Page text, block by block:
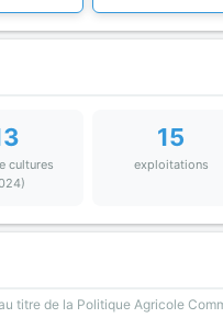
cultures
15
exploitations
titre de la Politique Agricole